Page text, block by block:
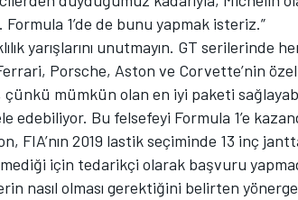
1’de de bunu yapmak isteriz.”
yarışlarını unutmayın. GT
Porsche, Aston ve Corvette’nin
mümkün olan en iyi paketi
edebiliyor. Bu felsefeyi Formula 1’e
FIA’nın 2019 lastik seçiminde 13 inç
için tedarikçi olarak başvuru
nasıl olması gerektiğini belirten